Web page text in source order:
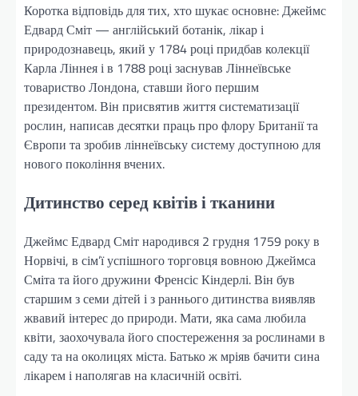
Коротка відповідь для тих, хто шукає основне: Джеймс
Едвард Сміт — англійський ботанік, лікар і
природознавець, який у 1784 році придбав колекції
Карла Ліннея і в 1788 році заснував Ліннеївське
товариство Лондона, ставши його першим
президентом. Він присвятив життя систематизації
рослин, написав десятки праць про флору Британії та
Європи та зробив ліннеївську систему доступною для
нового покоління вчених.
Дитинство серед квітів і тканини
Джеймс Едвард Сміт народився 2 грудня 1759 року в
Норвічі, в сім’ї успішного торговця вовною Джеймса
Сміта та його дружини Френсіс Кіндерлі. Він був
старшим з семи дітей і з раннього дитинства виявляв
жвавий інтерес до природи. Мати, яка сама любила
квіти, заохочувала його спостереження за рослинами в
саду та на околицях міста. Батько ж мріяв бачити сина
лікарем і наполягав на класичній освіті.